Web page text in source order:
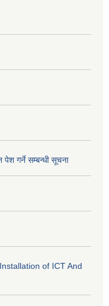
पेश गर्ने सम्बन्धी सूचना
of ICT And